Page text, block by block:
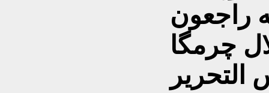
راجعون
چرمگا
التحرير